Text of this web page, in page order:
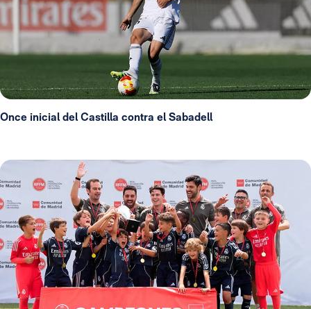
Once inicial del Castilla contra el Sabadell